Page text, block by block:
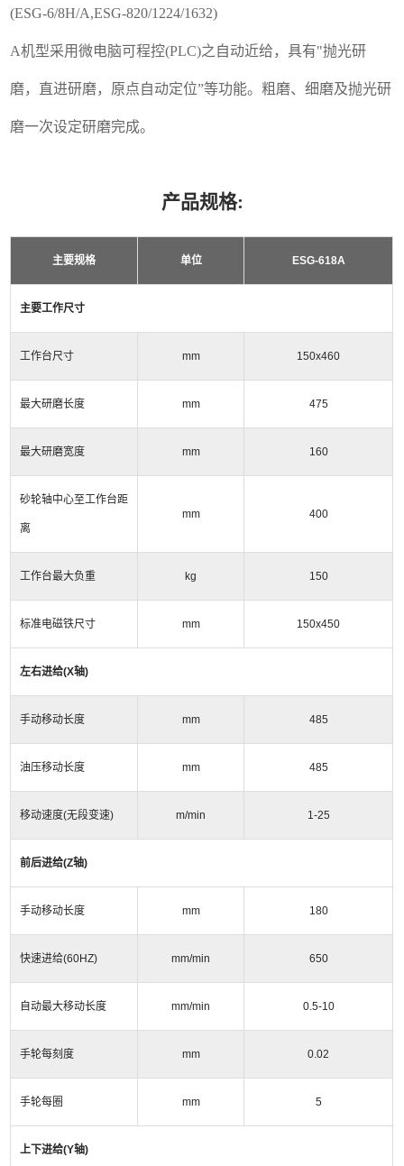
(ESG-6/8H/A,ESG-820/1224/1632)
A机型采用微电脑可程控(PLC)之自动近给，具有"抛光研
磨，直进研磨，原点自动定位”等功能。粗磨、细磨及抛光研
磨一次设定研磨完成。
产品规格:
主要规格 单位 ESG-618A
主要工作尺寸
工作台尺寸 mm 150x460
最大研磨长度 mm 475
最大研磨宽度 mm 160
砂轮轴中心至工作台距
离
mm 400
工作台最大负重 kg 150
标准电磁铁尺寸 mm 150x450
左右进给(X轴)
手动移动长度 mm 485
油压移动长度 mm 485
移动速度(无段变速) m/min 1-25
前后进给(Z轴)
手动移动长度 mm 180
快速进给(60HZ) mm/min 650
自动最大移动长度 mm/min 0.5-10
手轮每刻度 mm 0.02
手轮每圈 mm 5
上下进给(Y轴)